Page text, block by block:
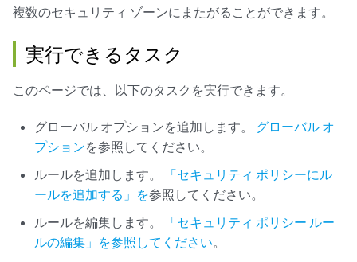
複数のセキュリティ ゾーンにまたがることができます。
実行できるタスク
このページでは、以下のタスクを実行できます。
グローバル オプションを追加します。 グローバル オ
プションを参照してください。
ルールを追加します。
「セキュリティ ポリシーにル
ールを追加する」を参照してください。
ルールを編集します。
「セキュリティ ポリシー ルー
ルの編集」を参照してください。